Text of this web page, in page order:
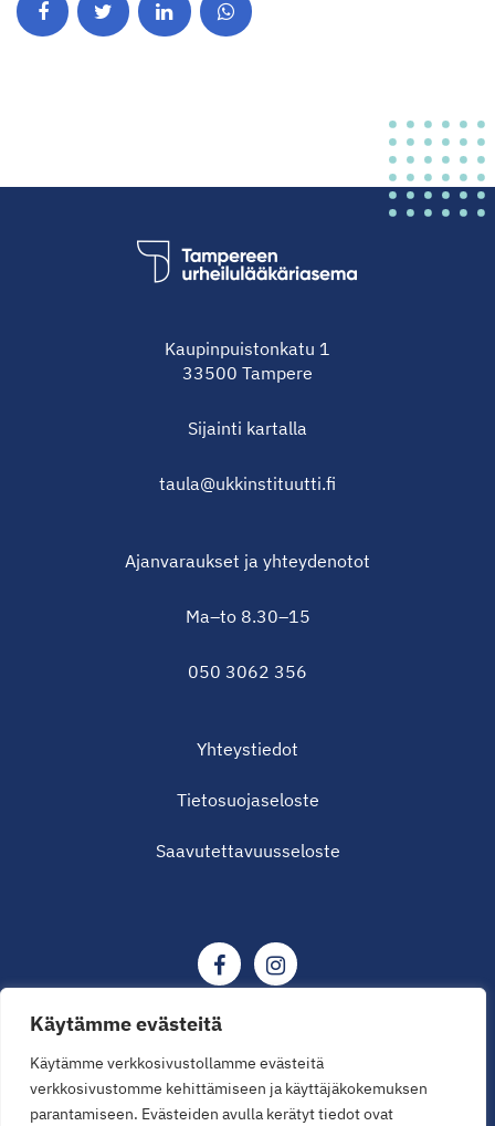
Käytämme evästeitä
Käytämme verkkosivustollamme evästeitä
verkkosivustomme kehittämiseen ja käyttäjäkokemuksen
parantamiseen. Evästeiden avulla kerätyt tiedot ovat
Kaupinpuistonkatu 1
33500 Tampere
Sijainti kartalla
taula@ukkinstituutti.fi
Ajanvaraukset ja yhteydenotot
Ma–to 8.30–15
050 3062 356
Yhteystiedot
Tietosuojaseloste
Saavutettavuusseloste
© Tampereen urheilulääkäriasema 2026